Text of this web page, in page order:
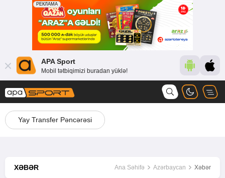
APA Sport
Mobil tətbiqimizi buradan yüklə!
Yay Transfer Pəncərəsi
XƏBƏR Ana Səhifə Azərbaycan Xəbər